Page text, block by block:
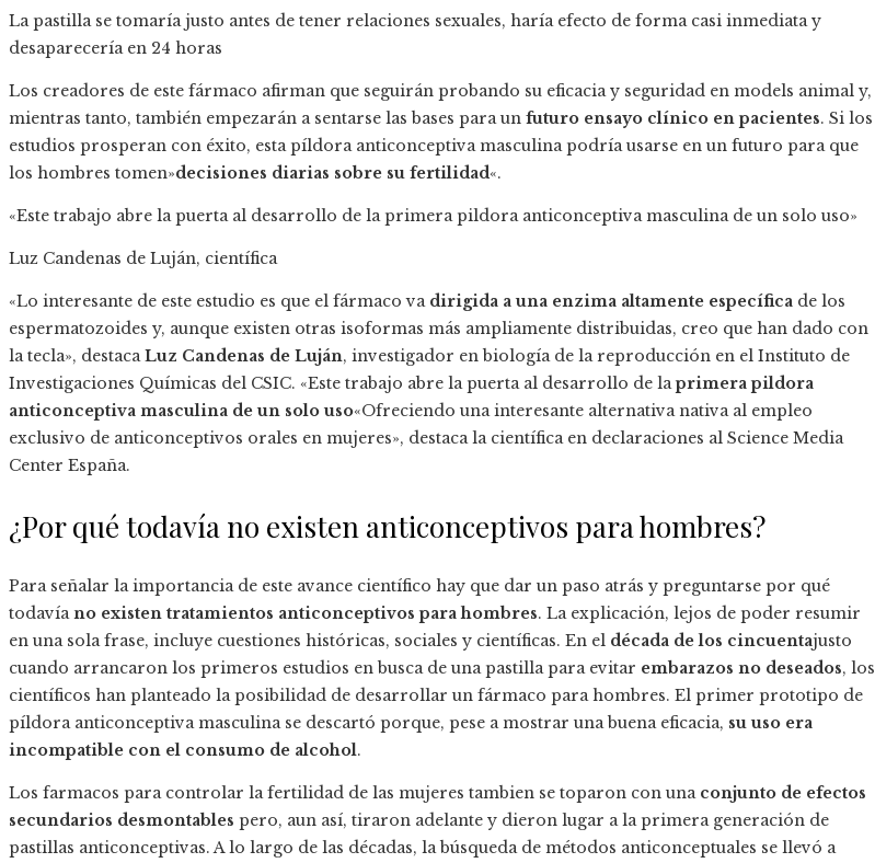
La pastilla se tomaría justo antes de tener relaciones sexuales, haría efecto de forma casi inmediata y
desaparecería en 24 horas
Los creadores de este fármaco afirman que seguirán probando su eficacia y seguridad en models animal y,
mientras tanto, también empezarán a sentarse las bases para un futuro ensayo clínico en pacientes. Si los
estudios prosperan con éxito, esta píldora anticonceptiva masculina podría usarse en un futuro para que
los hombres tomen»decisiones diarias sobre su fertilidad«.
«Este trabajo abre la puerta al desarrollo de la primera pildora anticonceptiva masculina de un solo uso»
Luz Candenas de Luján, científica
«Lo interesante de este estudio es que el fármaco va dirigida a una enzima altamente específica de los
espermatozoides y, aunque existen otras isoformas más ampliamente distribuidas, creo que han dado con
la tecla», destacaLuz Candenas de Luján, investigador en biología de la reproducción en el Instituto de
Investigaciones Químicas del CSIC. «Este trabajo abre la puerta al desarrollo de laprimera pildora
anticonceptiva masculina de un solo uso«Ofreciendo una interesante alternativa nativa al empleo
exclusivo de anticonceptivos orales en mujeres», destaca la científica en declaraciones al Science Media
Center España.
¿Por qué todavía no existen anticonceptivos para hombres?
Para señalar la importancia de este avance científico hay que dar un paso atrás y preguntarse por qué
todavíano existen tratamientos anticonceptivos para hombres. La explicación, lejos de poder resumir
en una sola frase, incluye cuestiones históricas, sociales y científicas. En el década de los cincuentajusto
cuando arrancaron los primeros estudios en busca de una pastilla para evitar embarazos no deseados, los
científicos han planteado la posibilidad de desarrollar un fármaco para hombres. El primer prototipo de
píldora anticonceptiva masculina se descartó porque, pese a mostrar una buena eficacia, su uso era
incompatible con el consumo de alcohol.
Los farmacos para controlar la fertilidad de las mujeres tambien se toparon con una conjunto de efectos
secundarios desmontables pero, aun así, tiraron adelante y dieron lugar a la primera generación de
pastillas anticonceptivas. A lo largo de las décadas, la búsqueda de métodos anticonceptuales se llevó a